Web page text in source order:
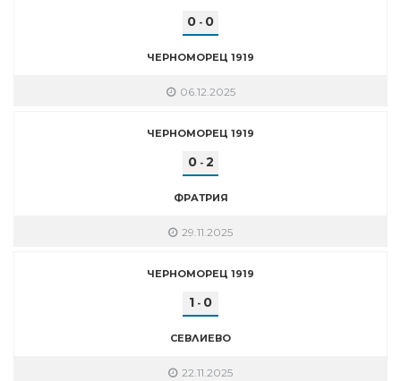
0 - 0
ЧЕРНОМОРЕЦ 1919
06.12.2025
ЧЕРНОМОРЕЦ 1919
0- 2
ФРАТРИЯ
29.11.2025
ЧЕРНОМОРЕЦ 1919
1 - 0
СЕВЛИЕВО
22.11.2025